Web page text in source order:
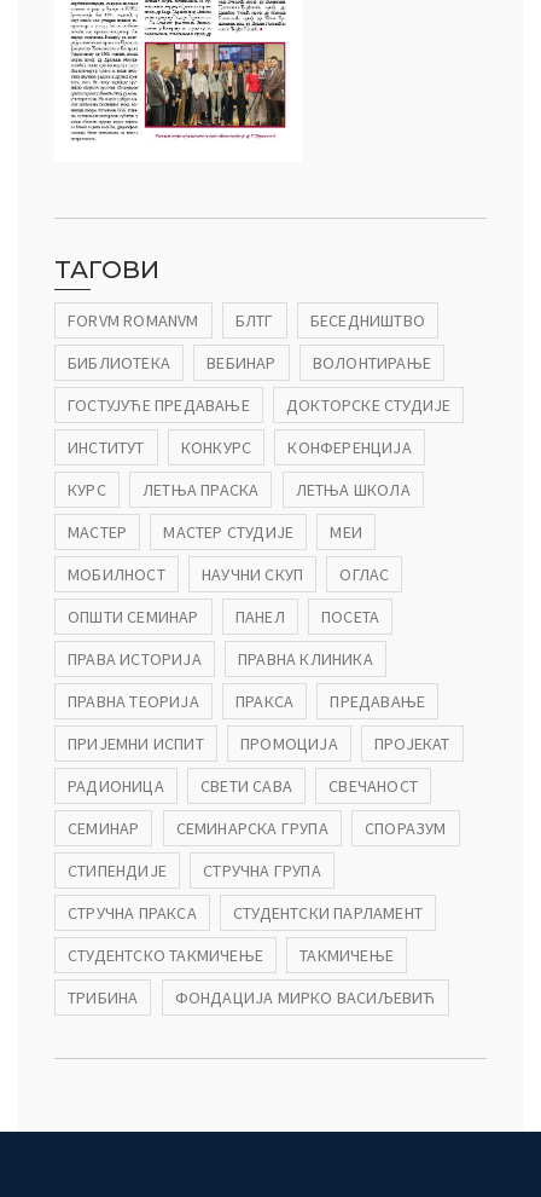
ТАГОВИ
FORVM ROMANVM БЛТГ
БЕСЕДНИШТВО
БИБЛИОТЕКА
ВЕБИНАР
ВОЛОНТИРАЊЕ
ГОСТУЈУЋЕ ПРЕДАВАЊЕ
ДОКТОРСКЕ СТУДИЈЕ
ИНСТИТУТ
КОНКУРС
КОНФЕРЕНЦИЈА
КУРС
ЛЕТЊА ПРАСКА
ЛЕТЊА ШКОЛА
МАСТЕР
МАСТЕР СТУДИЈЕ
МЕИ
МОБИЛНОСТ
НАУЧНИ СКУП
ОГЛАС
ОПШТИ СЕМИНАР
ПАНЕЛ
ПОСЕТА
ПРАВА ИСТОРИЈА
ПРАВНА КЛИНИКА
ПРАВНА ТЕОРИЈА
ПРАКСА
ПРЕДАВАЊЕ
ПРИЈЕМНИ ИСПИТ
ПРОМОЦИЈА
ПРОЈЕКАТ
РАДИОНИЦА
СВЕТИ САВА
СВЕЧАНОСТ
СЕМИНАР
СЕМИНАРСКА ГРУПА
СПОРАЗУМ
СТИПЕНДИЈЕ
СТРУЧНА ГРУПА
СТРУЧНА ПРАКСА
СТУДЕНТСКИ ПАРЛАМЕНТ
СТУДЕНТСКО ТАКМИЧЕЊЕ
ТАКМИЧЕЊЕ
ТРИБИНА
ФОНДАЦИЈА МИРКО ВАСИЉЕВИЋ